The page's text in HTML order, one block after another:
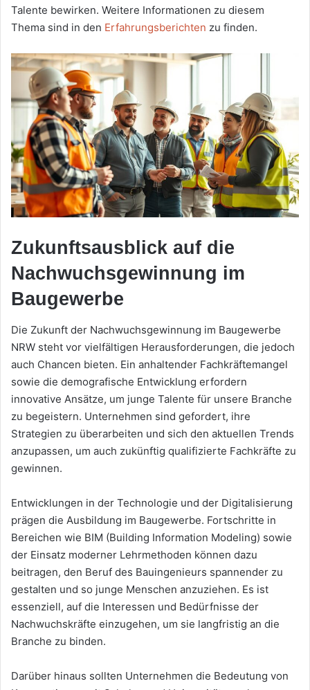
Talente bewirken. Weitere Informationen zu diesem
Thema sind in den Erfahrungsberichten zu finden.
Zukunftsausblick auf die
Nachwuchsgewinnung im
Baugewerbe
Die Zukunft der Nachwuchsgewinnung im Baugewerbe
NRW steht vor vielfältigen Herausforderungen, die jedoch
auch Chancen bieten. Ein anhaltender Fachkräftemangel
sowie die demografische Entwicklung erfordern
innovative Ansätze, um junge Talente für unsere Branche
zu begeistern. Unternehmen sind gefordert, ihre
Strategien zu überarbeiten und sich den aktuellen Trends
anzupassen, um auch zukünftig qualifizierte Fachkräfte zu
gewinnen.
Entwicklungen in der Technologie und der Digitalisierung
prägen die Ausbildung im Baugewerbe. Fortschritte in
Bereichen wie BIM (Building Information Modeling) sowie
der Einsatz moderner Lehrmethoden können dazu
beitragen, den Beruf des Bauingenieurs spannender zu
gestalten und so junge Menschen anzuziehen. Es ist
essenziell, auf die Interessen und Bedürfnisse der
Nachwuchskräfte einzugehen, um sie langfristig an die
Branche zu binden.
Darüber hinaus sollten Unternehmen die Bedeutung von